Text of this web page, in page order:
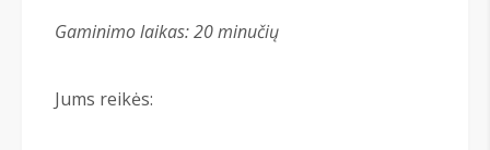
Gaminimo laikas: 20 minučių
Jums reikės: